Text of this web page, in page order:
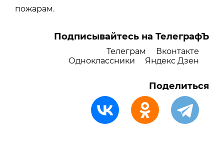
пожарам.
Подписывайтесь на ТелеграфЪ
Телеграм
Вконтакте
Одноклассники
Яндекс Дзен
Поделиться